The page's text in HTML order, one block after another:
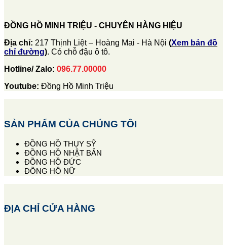
ĐỒNG HỒ MINH TRIỆU - CHUYÊN HÀNG HIỆU
Địa chỉ: 217 Thịnh Liệt – Hoàng Mai - Hà Nội (Xem bản đồ
chỉ đường). Có chỗ đậu ô tô.
Hotline/ Zalo: 096.77.00000
Youtube: Đồng Hồ Minh Triệu
SẢN PHẨM CỦA CHÚNG TÔI
ĐỒNG HỒ THỤY SỸ
ĐỒNG HỒ NHẬT BẢN
ĐỒNG HỒ ĐỨC
ĐỒNG HỒ NỮ
ĐỊA CHỈ CỬA HÀNG